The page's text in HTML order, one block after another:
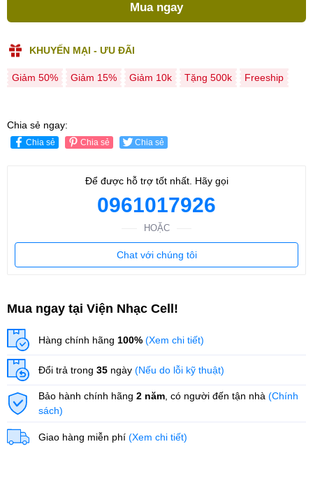
Mua ngay
KHUYẾN MẠI - ƯU ĐÃI
Giảm 50% Giảm 15% Giảm 10k Tặng 500k Freeship
Chia sẻ ngay:
Chia sẻ Chia sẻ Chia sẻ
Để được hỗ trợ tốt nhất. Hãy gọi
0961017926
HOẶC
Chat với chúng tôi
Mua ngay tại Viện Nhạc Cell!
Hàng chính hãng 100% (Xem chi tiết)
Đổi trả trong 35 ngày (Nếu do lỗi kỹ thuật)
Bảo hành chính hãng 2 năm , có người đến tận nhà (Chính
sách)
Giao hàng miễn phí (Xem chi tiết)